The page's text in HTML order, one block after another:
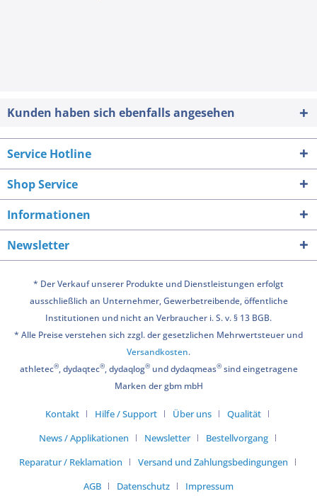
Kunden haben sich ebenfalls angesehen
Service Hotline
Shop Service
Informationen
Newsletter
* Der Verkauf unserer Produkte und Dienstleistungen erfolgt
ausschließlich an Unternehmer, Gewerbetreibende, öffentliche
Institutionen und nicht an Verbraucher i. S. v. § 13 BGB.
* Alle Preise verstehen sich zzgl. der gesetzlichen Mehrwertsteuer und
Versandkosten.
athletec®, dydaqtec®, dydaqlog®und dydaqmeas®sind eingetragene
Marken der gbm mbH
Kontakt Hilfe / Support Über uns
Qualität
News / Applikationen
Newsletter
Bestellvorgang
Reparatur / Reklamation
Versand und Zahlungsbedingungen
AGB
Datenschutz Impressum